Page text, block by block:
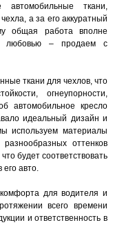
автомобильные ткани,
а за его аккуратный
общая работа вполне
любовью – продаем с
ткани для чехлов, что
огнеупорности,
автомобильное кресло
идеальный дизайн и
используем материалы
оттенков
будет соответствовать
его авто.
для водителя и
всего времени
и ответственность в